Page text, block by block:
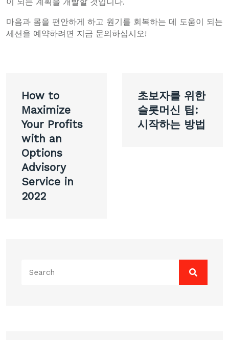
이 되는 계획을 개발할 것입니다.
마음과 몸을 편안하게 하고 원기를 회복하는 데 도움이 되는
세션을 예약하려면 지금 문의하십시오!
navigation
How to
Maximize
Your Profits
with an
Options
Advisory
Service in
2022
초보자를 위한
슬롯머신 팁:
시작하는 방법
for: